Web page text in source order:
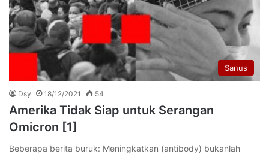
Sanus
Dsy 18/12/2021 54
Amerika Tidak Siap untuk Serangan
Omicron [1]
Beberapa berita buruk: Meningkatkan (antibody) bukanlah